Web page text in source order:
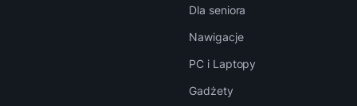
Dla seniora
Nawigacje
PC i Laptopy
Gadżety